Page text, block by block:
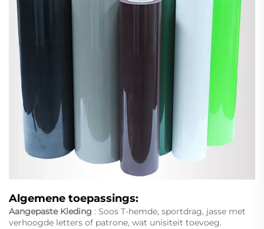
Algemene toepassings:
Aangepaste Kleding : Soos T-hemde, sportdrag, jasse met
verhoogde letters of patrone, wat unisiteit toevoeg.